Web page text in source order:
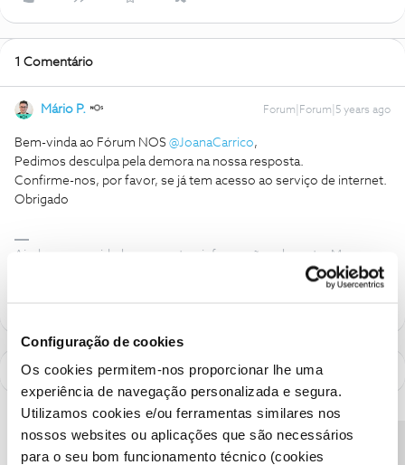
Configuração de cookies
Os cookies permitem-nos proporcionar lhe uma
experiência de navegação personalizada e segura.
Utilizamos cookies e/ou ferramentas similares nos
nossos websites ou aplicações que são necessários
para o seu bom funcionamento técnico (cookies
1 Comentário
Mário P. Forum|Forum|5 years ago
Bem-vinda ao Fórum NOS @JoanaCarrico,
Pedimos desculpa pela demora na nossa resposta.
Confirme-nos, por favor, se já tem acesso ao serviço de internet.
Obrigado
Ajude a comunidade a encontrar informação relevante. Marque
como "Melhor Resposta" e faça "Like" nos melhores comentários.